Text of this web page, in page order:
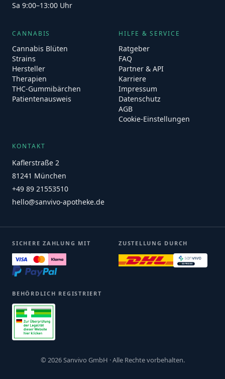
Sa 9:00–13:00 Uhr
CANNABIS
Cannabis Blüten
Strains
Hersteller
Therapien
THC-Gummibärchen
Patientenausweis
HILFE & SERVICE
Ratgeber
FAQ
Partner & API
Karriere
Impressum
Datenschutz
AGB
Cookie-Einstellungen
KONTAKT
Kaflerstraße 2
81241 München
+49 89 21553510
hello@sanvivo-apotheke.de
SICHERE ZAHLUNG MIT ZUSTELLUNG DURCH
BEHÖRDLICH REGISTRIERT
© 2026 Sanvivo GmbH · Alle Rechte vorbehalten.